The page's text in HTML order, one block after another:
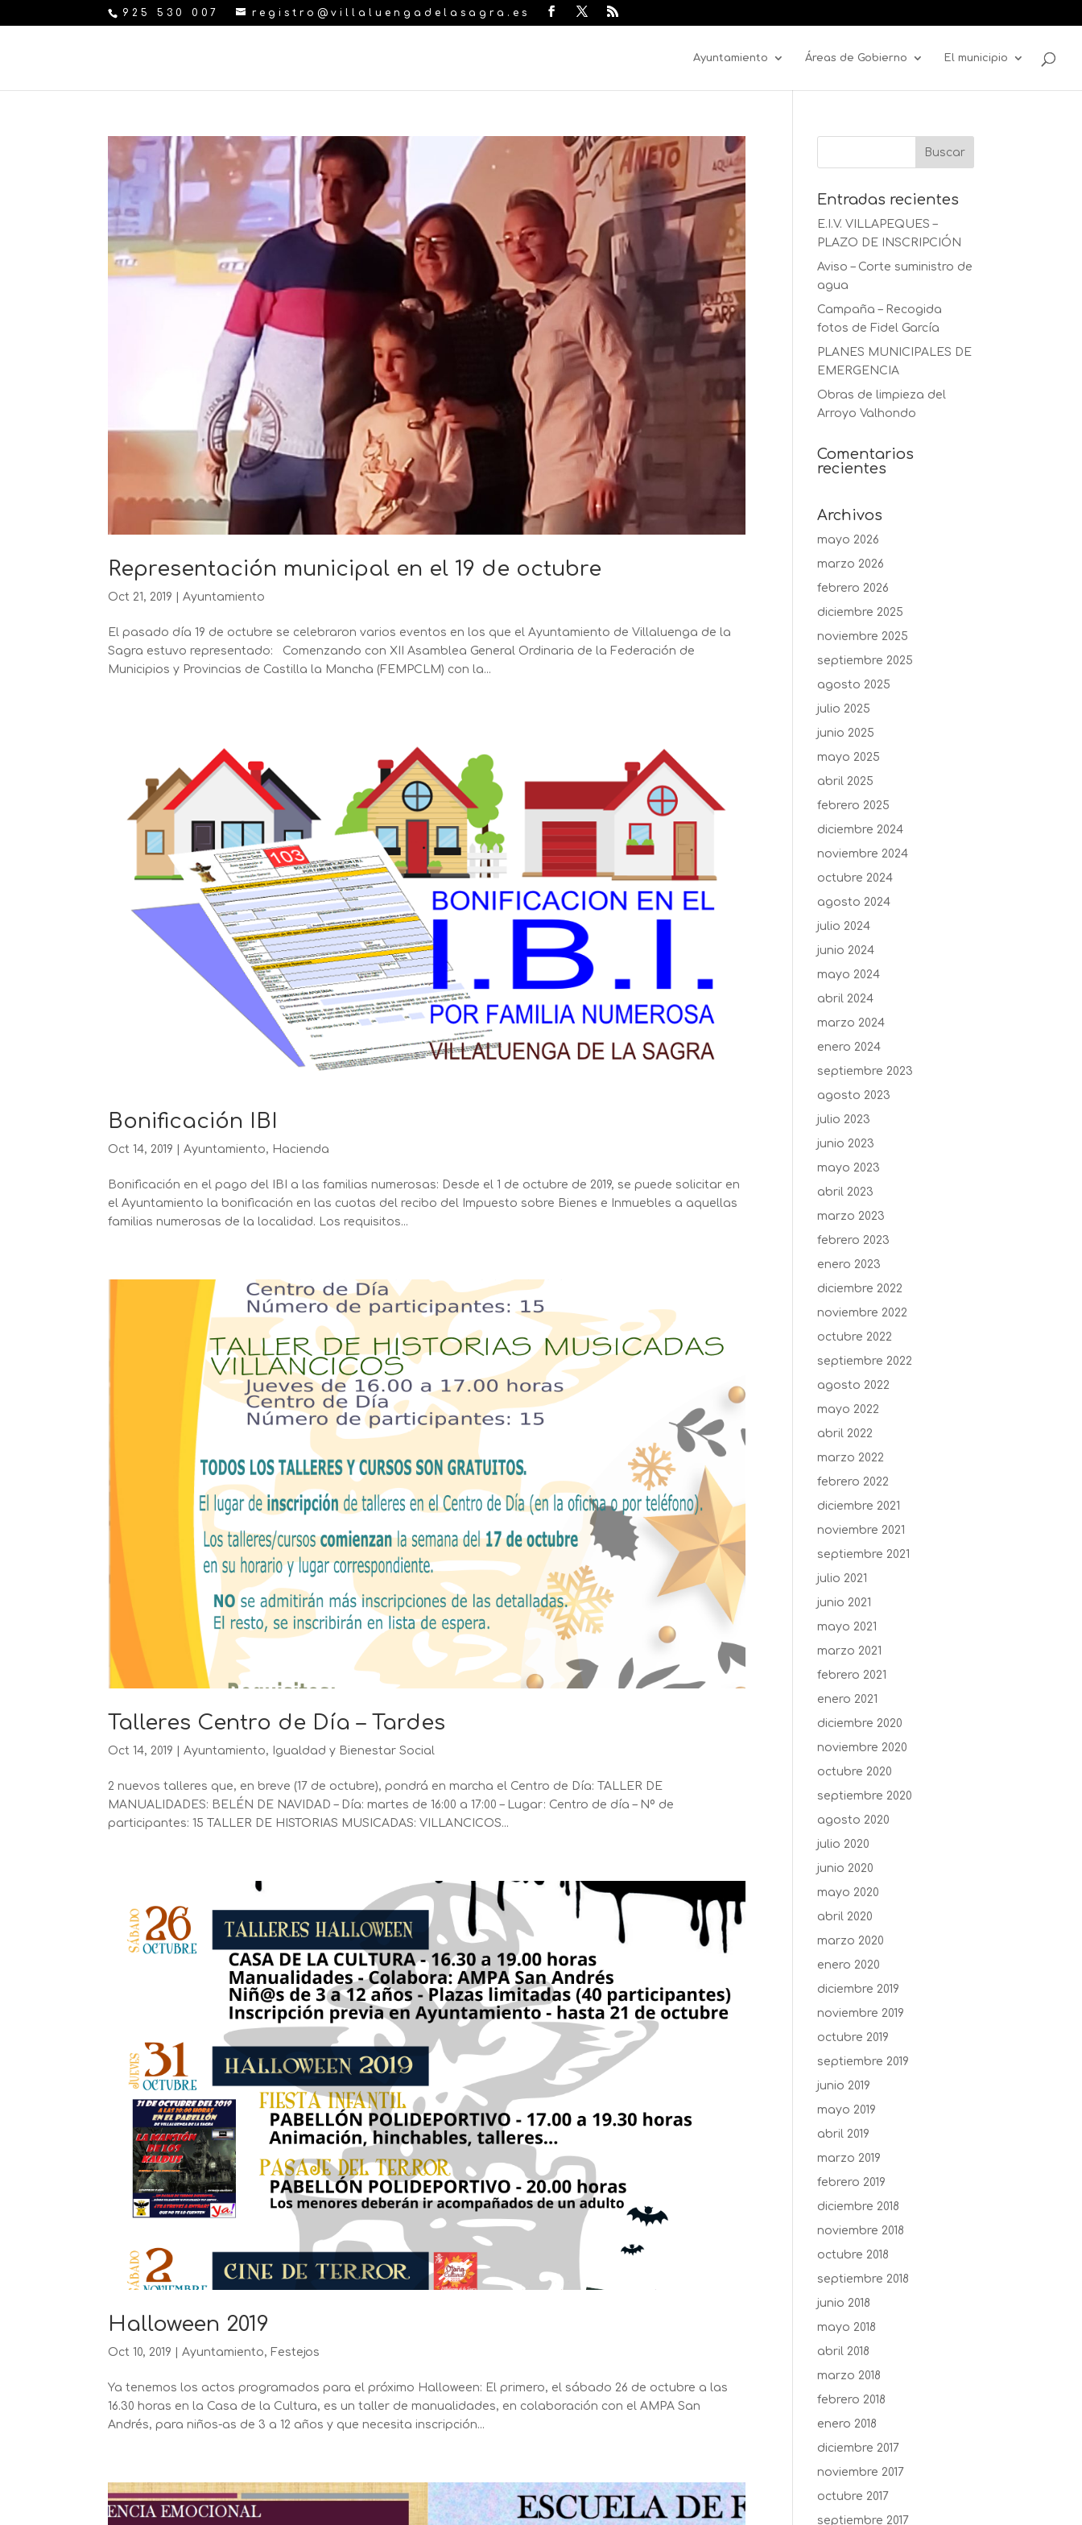
925 530 007 registro@villaluengadelasagra.es
Ayuntamiento Áreas de Gobierno El municipio
Representación municipal en el 19 de octubre
Oct 21, 2019 |Ayuntamiento
El pasado día 19 de octubre se celebraron varios eventos en los que el Ayuntamiento de Villaluenga de la
Sagra estuvo representado: Comenzando con XII Asamblea General Ordinaria de la Federación de
Municipios y Provincias de Castilla la Mancha (FEMPCLM) con la...
Bonificación IBI
Oct 14, 2019 |Ayuntamiento, Hacienda
Bonificación en el pago del IBI a las familias numerosas: Desde el 1 de octubre de 2019, se puede solicitar en
el Ayuntamiento la bonificación en las cuotas del recibo del Impuesto sobre Bienes e Inmuebles a aquellas
familias numerosas de la localidad. Los requisitos...
Talleres Centro de Día – Tardes
Oct 14, 2019 |Ayuntamiento, Igualdad y Bienestar Social
2 nuevos talleres que, en breve (17 de octubre), pondrá en marcha el Centro de Día: TALLER DE
MANUALIDADES: BELÉN DE NAVIDAD – Día: martes de 16:00 a 17:00 – Lugar: Centro de día – Nº de
participantes: 15 TALLER DE HISTORIAS MUSICADAS: VILLANCICOS...
Halloween 2019
Oct 10, 2019 |Ayuntamiento, Festejos
Ya tenemos los actos programados para el próximo Halloween: El primero, el sábado 26 de octubre a las
16.30 horas en la Casa de la Cultura, es un taller de manualidades, en colaboración con el AMPA San
Andrés, para niños-as de 3 a 12 años y que necesita inscripción...
Entradas recientes
E.I.V. VILLAPEQUES –
PLAZO DE INSCRIPCIÓN
Aviso – Corte suministro de
agua
Campaña – Recogida
fotos de Fidel García
PLANES MUNICIPALES DE
EMERGENCIA
Obras de limpieza del
Arroyo Valhondo
Comentarios
recientes
Archivos
mayo 2026
marzo 2026
febrero 2026
diciembre 2025
noviembre 2025
septiembre 2025
agosto 2025
julio 2025
junio 2025
mayo 2025
abril 2025
febrero 2025
diciembre 2024
noviembre 2024
octubre 2024
agosto 2024
julio 2024
junio 2024
mayo 2024
abril 2024
marzo 2024
enero 2024
septiembre 2023
agosto 2023
julio 2023
junio 2023
mayo 2023
abril 2023
marzo 2023
febrero 2023
enero 2023
diciembre 2022
noviembre 2022
octubre 2022
septiembre 2022
agosto 2022
mayo 2022
abril 2022
marzo 2022
febrero 2022
diciembre 2021
noviembre 2021
septiembre 2021
julio 2021
junio 2021
mayo 2021
marzo 2021
febrero 2021
enero 2021
diciembre 2020
noviembre 2020
octubre 2020
septiembre 2020
agosto 2020
julio 2020
junio 2020
mayo 2020
abril 2020
marzo 2020
enero 2020
diciembre 2019
noviembre 2019
octubre 2019
septiembre 2019
junio 2019
mayo 2019
abril 2019
marzo 2019
febrero 2019
diciembre 2018
noviembre 2018
octubre 2018
septiembre 2018
junio 2018
mayo 2018
abril 2018
marzo 2018
febrero 2018
enero 2018
diciembre 2017
noviembre 2017
octubre 2017
septiembre 2017